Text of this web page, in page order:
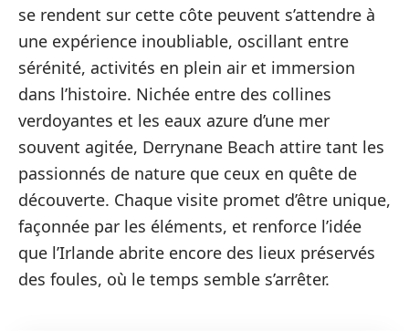
se rendent sur cette côte peuvent s’attendre à
une expérience inoubliable, oscillant entre
sérénité, activités en plein air et immersion
dans l’histoire. Nichée entre des collines
verdoyantes et les eaux azure d’une mer
souvent agitée, Derrynane Beach attire tant les
passionnés de nature que ceux en quête de
découverte. Chaque visite promet d’être unique,
façonnée par les éléments, et renforce l’idée
que l’Irlande abrite encore des lieux préservés
des foules, où le temps semble s’arrêter.